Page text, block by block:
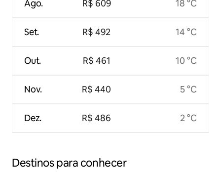
Ago.
Set.
Out.
Nov.
Dez.
R$ 609
R$ 492
R$ 461
R$ 440
R$ 486
18 °C
14 °C
10 °C
5 °C
2 °C
Destinos para conhecer